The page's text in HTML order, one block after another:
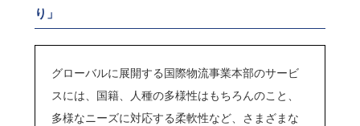
り」
グローバルに展開する国際物流事業本部のサービ
スには、国籍、人種の多様性はもちろんのこと、
多様なニーズに対応する柔軟性など、さまざまな